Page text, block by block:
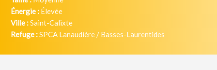
Énergie : Élevée
Ville :Saint-Calixte
Refuge :SPCA Lanaudière / Basses-Laurentides